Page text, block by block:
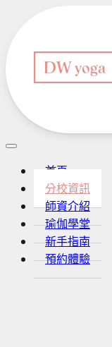
首頁
分校資訊
師資介紹
瑜伽學堂
新手指南
預約體驗